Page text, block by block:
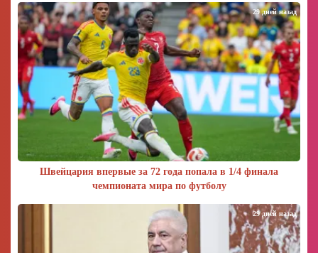
Швейцария впервые за 72 года попала в 1/4 финала
чемпионата мира по футболу
29 дней назад
29 дней назад